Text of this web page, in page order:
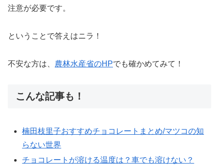
注意が必要です。
ということで答えはニラ！
不安な方は、 農林水産省のHPでも確かめてみて！
こんな記事も！
楠田枝里子おすすめチョコレートまとめ/マツコの知
らない世界
チョコレートが溶ける温度は？車でも溶けない？